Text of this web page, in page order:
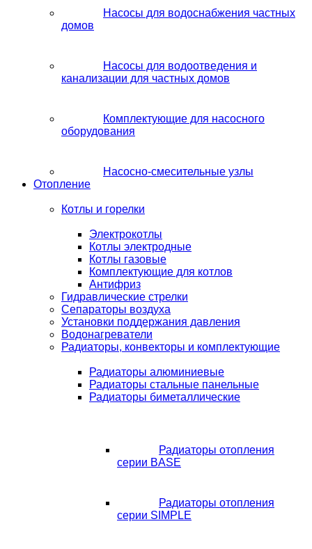
Насосы для водоснабжения частных
домов
Насосы для водоотведения и
канализации для частных домов
Комплектующие для насосного
оборудования
Насосно-смесительные узлы
Отопление
Котлы и горелки
Электрокотлы
Котлы электродные
Котлы газовые
Комплектующие для котлов
Антифриз
Гидравлические стрелки
Сепараторы воздуха
Установки поддержания давления
Водонагреватели
Радиаторы, конвекторы и комплектующие
Радиаторы алюминиевые
Радиаторы стальные панельные
Радиаторы биметаллические
Радиаторы отопления
серии BASE
Радиаторы отопления
серии SIMPLE